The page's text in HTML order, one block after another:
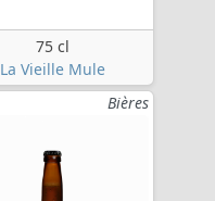
75 cl
La Vieille Mule
Bières